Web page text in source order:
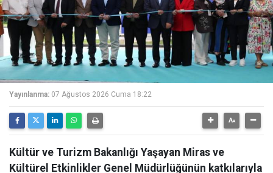
Yayınlanma: 07 Ağustos 2026 Cuma 18:22
Kültür ve Turizm Bakanlığı Yaşayan Miras ve
Kültürel Etkinlikler Genel Müdürlüğünün katkılarıyla